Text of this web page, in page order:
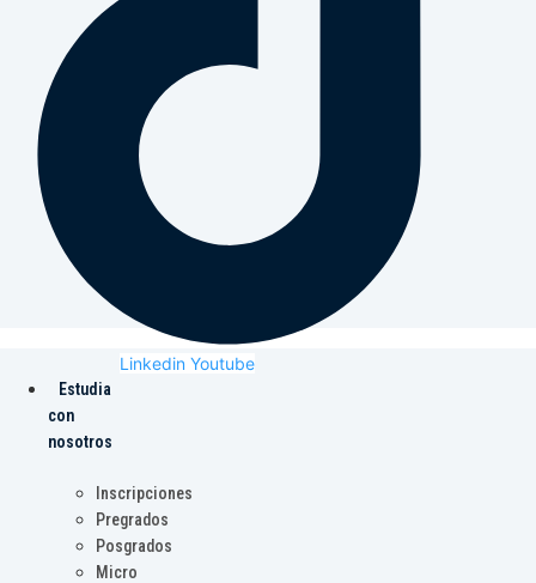
Linkedin Youtube
Estudia
con
nosotros
Inscripciones
Pregrados
Posgrados
Micro